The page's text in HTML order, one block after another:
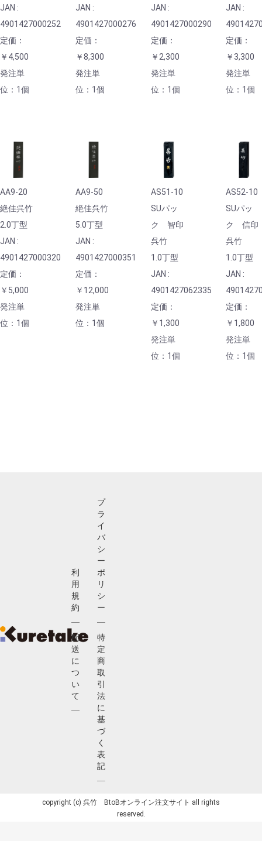
JAN :
4901427000252
定価：
￥4,500
発注単
位：1個
JAN :
4901427000276
定価：
￥8,300
発注単
位：1個
JAN :
4901427000290
定価：
￥2,300
発注単
位：1個
JAN :
定価：
￥3,300
発注単
位：1個
AA9-20
絶佳呉竹
2.0丁型
JAN :
4901427000320
定価：
￥5,000
発注単
位：1個
AA9-50
絶佳呉竹
5.0丁型
JAN :
4901427000351
定価：
￥12,000
発注単
位：1個
AS51-10
SUパッ
ク 智印
呉竹
1.0丁型
JAN :
4901427062335
定価：
￥1,300
発注単
位：1個
AS52-10
SUパッ
ク 信印
呉竹
1.0丁型
JAN :
定価：
￥1,800
発注単
位：1個
利
用
規
約
配
送
に
つ
い
て
プ
ラ
イ
バ
シ
ー
ポ
リ
シ
ー
特
定
商
取
引
法
に
基
づ
く
表
記
copyright (c) 呉竹 BtoBオンライン注文サイト all rights
reserved.